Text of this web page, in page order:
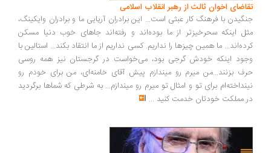
اخوان ثالث از رهبر انقلاب اسلامی
با فرهنگ کار عبثی است... این برادران آریایی ما و برادران وایکینگ،
اینکه سحرخیزتر از ما بوده‌اند و رفته‌اند جاهای خوب دنیا مسکن
ما همین چیزها را نداریم. کسی نداریم از ما انتقاد بکند... استالین با
اینکه خودش گرجی بود، می‌خواست در گرجستان نیز همه روسی
بزنند...من میرم رو میندازم پیش آقای خامنه‌ای، من برای خودم رو
برای تو و امثال تو میرم رو میندازم... به شرطی که شماها برگردید
مملکت خودتان خدمت کنید...